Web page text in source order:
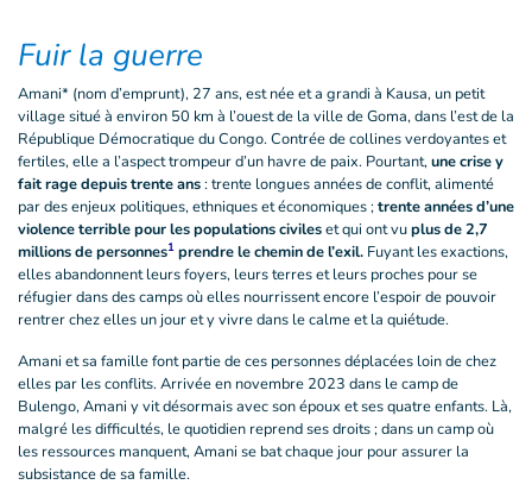
Fuir la guerre
Amani* (nom d’emprunt), 27 ans, est née et a grandi à Kausa, un petit
village situé à environ 50 km à l’ouest de la ville de Goma, dans l’est de la
République Démocratique du Congo. Contrée de collines verdoyantes et
fertiles, elle a l’aspect trompeur d’un havre de paix. Pourtant,une crise y
fait rage depuis trente ans: trente longues années de conflit, alimenté
par des enjeux politiques, ethniques et économiques ;trente années d’une
violence terrible pour les populations civileset qui ont vuplus de 2,7
millions de personnes1 prendre le chemin de l’exil. Fuyant les exactions,
elles abandonnent leurs foyers, leurs terres et leurs proches pour se
réfugier dans des camps où elles nourrissent encore l’espoir de pouvoir
rentrer chez elles un jour et y vivre dans le calme et la quiétude.
Amani et sa famille font partie de ces personnes déplacées loin de chez
elles par les conflits. Arrivée en novembre 2023 dans le camp de
Bulengo, Amani y vit désormais avec son époux et ses quatre enfants. Là,
malgré les difficultés, le quotidien reprend ses droits ; dans un camp où
les ressources manquent, Amani se bat chaque jour pour assurer la
subsistance de sa famille.